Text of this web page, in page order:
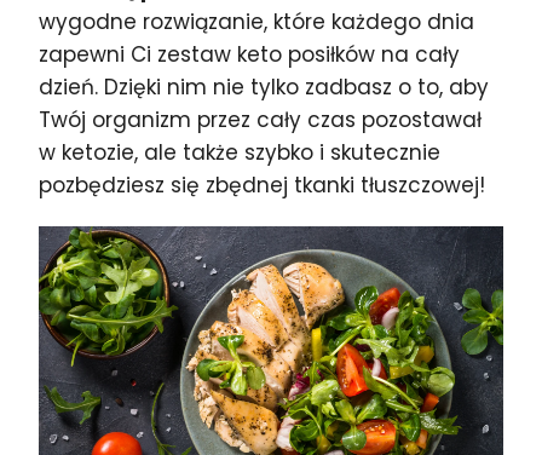
wygodne rozwiązanie, które każdego dnia
zapewni Ci zestaw keto posiłków na cały
dzień. Dzięki nim nie tylko zadbasz o to, aby
Twój organizm przez cały czas pozostawał
w ketozie, ale także szybko i skutecznie
pozbędziesz się zbędnej tkanki tłuszczowej!